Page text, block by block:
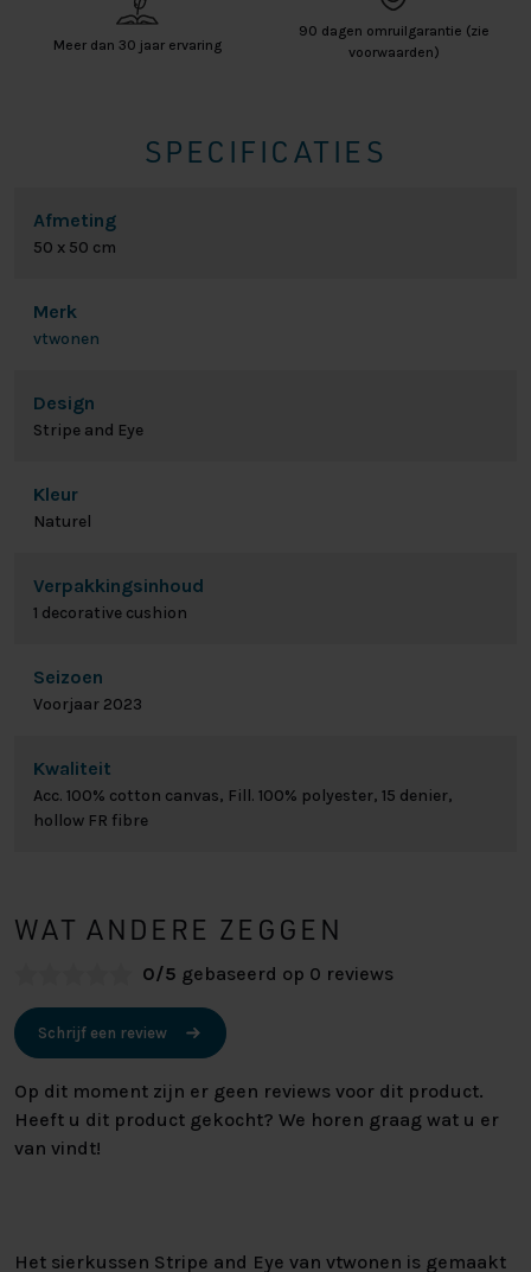
Meer dan 30 jaar ervaring
90 dagen omruilgarantie (zie
voorwaarden)
SPECIFICATIES
Afmeting
50 x 50 cm
Merk
vtwonen
Design
Stripe and Eye
Kleur
Naturel
Verpakkingsinhoud
1 decorative cushion
Seizoen
Voorjaar 2023
Kwaliteit
Acc. 100% cotton canvas, Fill. 100% polyester, 15 denier,
hollow FR fibre
WAT ANDERE ZEGGEN
0/5 gebaseerd op 0 reviews
Schrijf een review
Op dit moment zijn er geen reviews voor dit product.
Heeft u dit product gekocht? We horen graag wat u er
van vindt!
Het sierkussen Stripe and Eye van vtwonen is gemaakt